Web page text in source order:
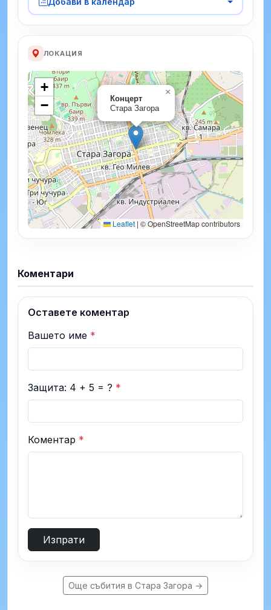
ЛОКАЦИЯ
Концерт
Стара Загора
×
+
−
Leaflet | © OpenStreetMap contributors
Коментари
Оставете коментар
Вашето име *
Защита: 4 + 5 = ? *
Коментар *
Изпрати
Още събития в Стара Загора →